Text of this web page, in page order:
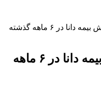
رشد ۲۴ درصدی فروش بیمه دانا در ۶ ماهه